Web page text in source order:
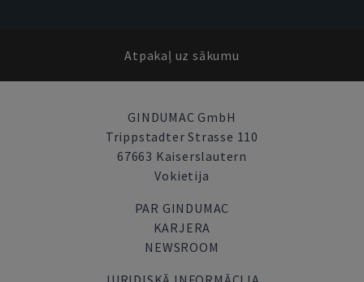
Atpakaļ uz sākumu
GINDUMAC GmbH
Trippstadter Strasse 110
67663 Kaiserslautern
Vokietija
PAR GINDUMAC
KARJERA
NEWSROOM